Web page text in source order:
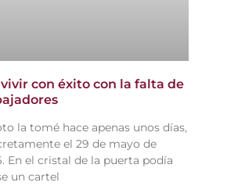
con éxito con la falta de
la tomé hace apenas unos días,
el 29 de mayo de
En el cristal de la puerta podía
un cartel